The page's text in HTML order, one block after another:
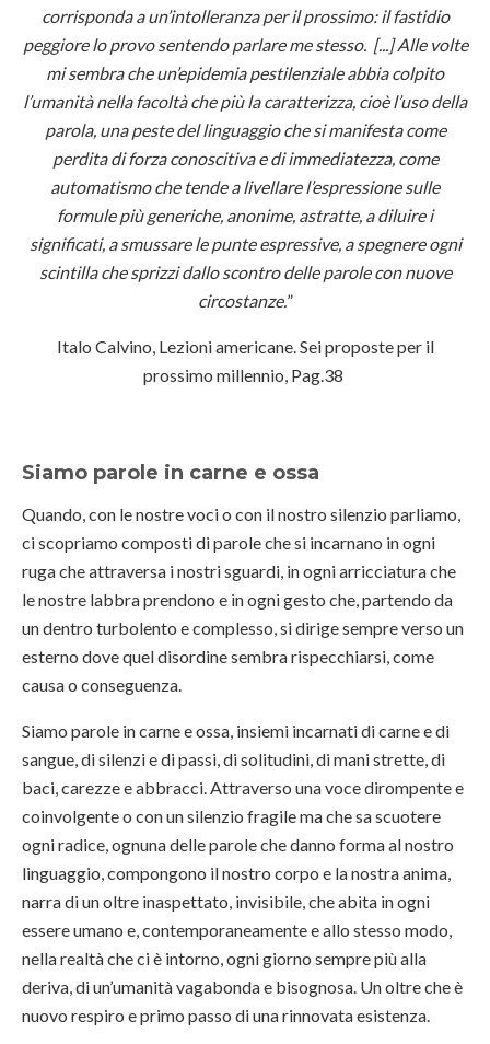
corrisponda a un’intolleranza per il prossimo: il fastidio
peggiore lo provo sentendo parlare me stesso. [...] Alle volte
mi sembra che un’epidemia pestilenziale abbia colpito
l’umanità nella facoltà che più la caratterizza, cioè l’uso della
parola, una peste del linguaggio che si manifesta come
perdita di forza conoscitiva e di immediatezza, come
automatismo che tende a livellare l’espressione sulle
formule più generiche, anonime, astratte, a diluire i
significati, a smussare le punte espressive, a spegnere ogni
scintilla che sprizzi dallo scontro delle parole con nuove
circostanze.”
Italo Calvino, Lezioni americane. Sei proposte per il
prossimo millennio, Pag.38
Siamo parole in carne e ossa
Quando, con le nostre voci o con il nostro silenzio parliamo,
ci scopriamo composti di parole che si incarnano in ogni
ruga che attraversa i nostri sguardi, in ogni arricciatura che
le nostre labbra prendono e in ogni gesto che, partendo da
un dentro turbolento e complesso, si dirige sempre verso un
esterno dove quel disordine sembra rispecchiarsi, come
causa o conseguenza.
Siamo parole in carne e ossa, insiemi incarnati di carne e di
sangue, di silenzi e di passi, di solitudini, di mani strette, di
baci, carezze e abbracci. Attraverso una voce dirompente e
coinvolgente o con un silenzio fragile ma che sa scuotere
ogni radice, ognuna delle parole che danno forma al nostro
linguaggio, compongono il nostro corpo e la nostra anima,
narra di un oltre inaspettato, invisibile, che abita in ogni
essere umano e, contemporaneamente e allo stesso modo,
nella realtà che ci è intorno, ogni giorno sempre più alla
deriva, di un’umanità vagabonda e bisognosa. Un oltre che è
nuovo respiro e primo passo di una rinnovata esistenza.